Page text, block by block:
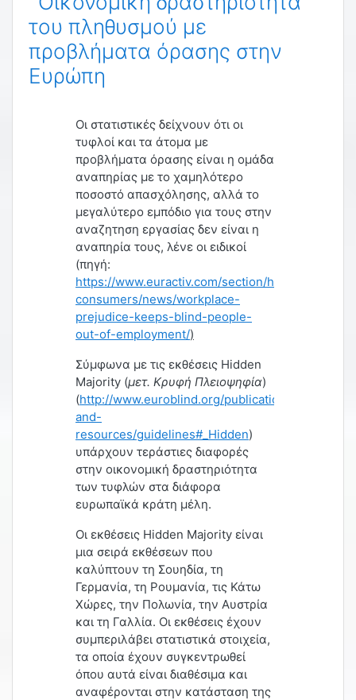
του πληθυσμού με
προβλήματα όρασης στην
Ευρώπη
Οι στατιστικές δείχνουν ότι οι
τυφλοί και τα άτομα με
προβλήματα όρασης είναι η ομάδα
αναπηρίας με το χαμηλότερο
ποσοστό απασχόλησης, αλλά το
μεγαλύτερο εμπόδιο για τους στην
αναζητηση εργασίας δεν είναι η
αναπηρία τους, λένε οι ειδικοί
(πηγή:
https://www.euractiv.com/section/health-
consumers/news/workplace-
prejudice-keeps-blind-people-
out-of-employment/)
Σύμφωνα με τις εκθέσεις Hidden
Majority (μετ. Κρυφή Πλειοψηφία)
(http://www.euroblind.org/publications-
and-
resources/guidelines#_Hidden)
υπάρχουν τεράστιες διαφορές
στην οικονομική δραστηριότητα
των τυφλών στα διάφορα
ευρωπαϊκά κράτη μέλη.
Οι εκθέσεις Hidden Majority είναι
μια σειρά εκθέσεων που
καλύπτουν τη Σουηδία, τη
Γερμανία, τη Ρουμανία, τις Κάτω
Χώρες, την Πολωνία, την Αυστρία
και τη Γαλλία. Οι εκθέσεις έχουν
συμπεριλάβει στατιστικά στοιχεία,
τα οποία έχουν συγκεντρωθεί
όπου αυτά είναι διαθέσιμα και
αναφέρονται στην κατάσταση της